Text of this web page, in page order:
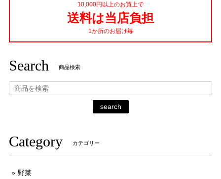
10,000円以上のお買上で
送料は当店負担
1か所のお届け毎
Search 商品検索
search
Category カテゴリー
野菜